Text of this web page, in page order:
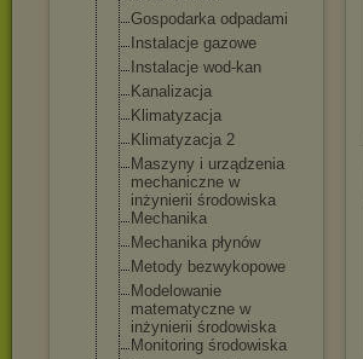
Gospodarka odpadami
Instalacje gazowe
Instalacje wod-kan
Kanalizacja
Klimatyzacja
Klimatyzacja 2
Maszyny i urządzenia
mechaniczne w
inżynierii środowiska
Mechanika
Mechanika płynów
Metody bezwykopowe
Modelowanie
matematyczne w
inżynierii środowiska
Monitoring środowiska